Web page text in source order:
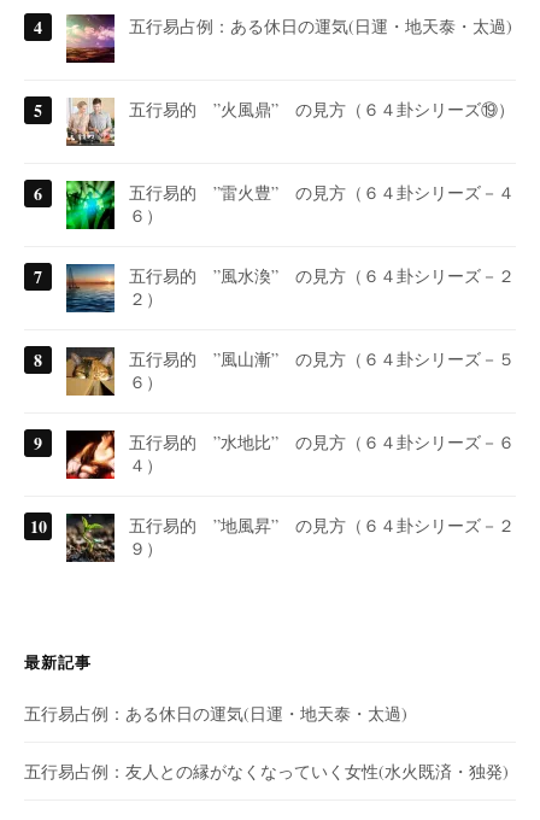
五行易占例：ある休日の運気(日運・地天泰・太過)
五行易的 ”火風鼎” の見方（６４卦シリーズ⑲）
五行易的 ”雷火豊” の見方（６４卦シリーズ－４
６）
五行易的 ”風水渙” の見方（６４卦シリーズ－２
２）
五行易的 ”風山漸” の見方（６４卦シリーズ－５
６）
五行易的 ”水地比” の見方（６４卦シリーズ－６
４）
五行易的 ”地風昇” の見方（６４卦シリーズ－２
９）
最新記事
五行易占例：ある休日の運気(日運・地天泰・太過)
五行易占例：友人との縁がなくなっていく女性(水火既済・独発)